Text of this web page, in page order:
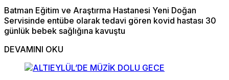
Batman Eğitim ve Araştırma Hastanesi Yeni Doğan
Servisinde entübe olarak tedavi gören kovid hastası 30
günlük bebek sağlığına kavuştu
DEVAMINI OKU